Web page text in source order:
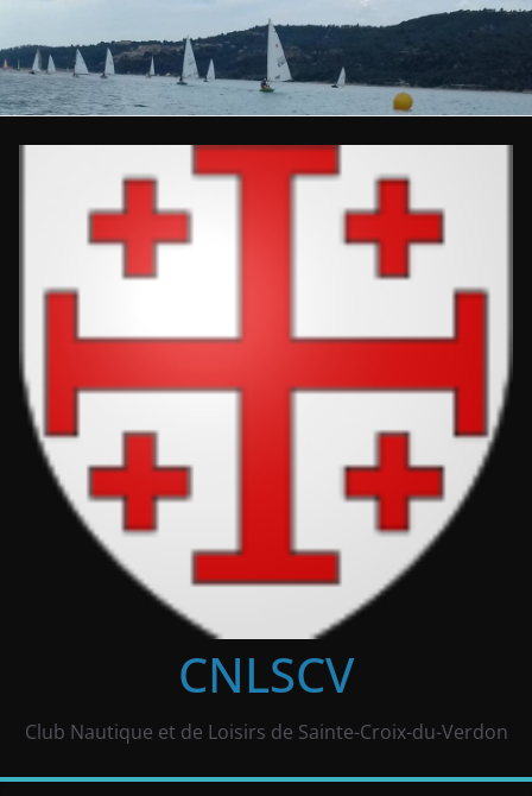
CNLSCV
Club Nautique et de Loisirs de Sainte-Croix-du-Verdon